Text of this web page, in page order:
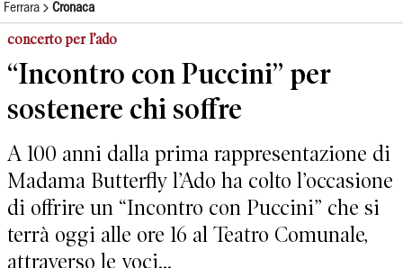
Ferrara Cronaca
concerto per l’ado
“Incontro con Puccini” per
sostenere chi soffre
A 100 anni dalla prima rappresentazione di
Madama Butterfly l’Ado ha colto l’occasione
di offrire un “Incontro con Puccini” che si
terrà oggi alle ore 16 al Teatro Comunale,
attraverso le voci...